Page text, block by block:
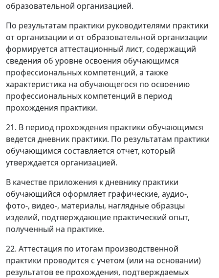
образовательной организацией.
По результатам практики руководителями практики
от организации и от образовательной организации
формируется аттестационный лист, содержащий
сведения об уровне освоения обучающимся
профессиональных компетенций, а также
характеристика на обучающегося по освоению
профессиональных компетенций в период
прохождения практики.
21. В период прохождения практики обучающимся
ведется дневник практики. По результатам практики
обучающимся составляется отчет, который
утверждается организацией.
В качестве приложения к дневнику практики
обучающийся оформляет графические, аудио-,
фото-, видео-, материалы, наглядные образцы
изделий, подтверждающие практический опыт,
полученный на практике.
22. Аттестация по итогам производственной
практики проводится с учетом (или на основании)
результатов ее прохождения, подтверждаемых